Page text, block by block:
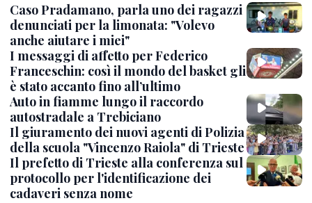
Caso Pradamano, parla uno dei ragazzi
denunciati per la limonata: "Volevo
anche aiutare i miei"
I messaggi di affetto per Federico
Franceschin: così il mondo del basket gli
è stato accanto fino all’ultimo
Auto in fiamme lungo il raccordo
autostradale a Trebiciano
Il giuramento dei nuovi agenti di Polizia
della scuola "Vincenzo Raiola" di Trieste
Il prefetto di Trieste alla conferenza sul
protocollo per l'identificazione dei
cadaveri senza nome